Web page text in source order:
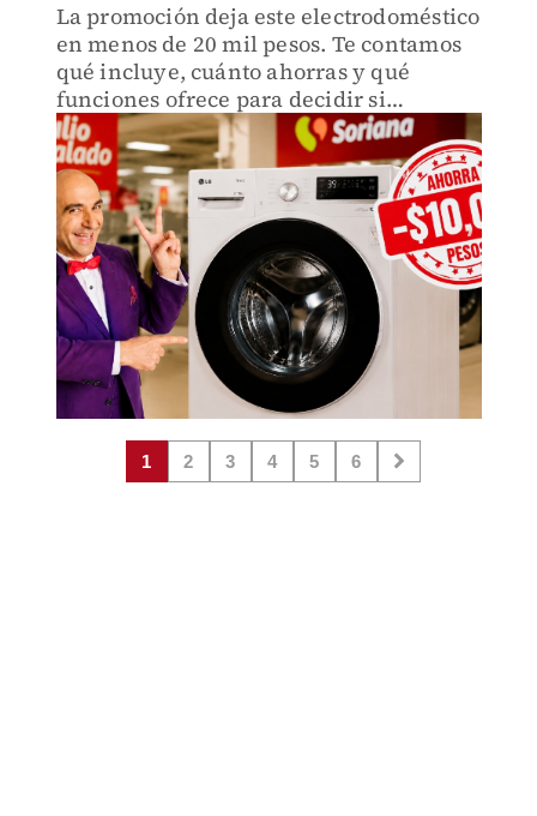
La promoción deja este electrodoméstico
en menos de 20 mil pesos. Te contamos
qué incluye, cuánto ahorras y qué
funciones ofrece para decidir si
realmente vale la pena.
1 2 3 4 5 6